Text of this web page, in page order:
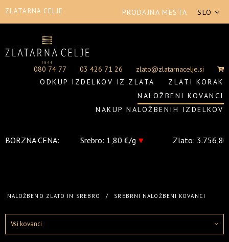
ZLATARNA CELJE PRODAJNA MESTA SLO
080 74 77 03 426 71 26
zlato@zlatarnacelje.si
ZLATI KORAK
ODKUP IZDELKOV IZ ZLATA
NALOŽBENI KOVANCI
NAKUP NALOŽBENIH IZDELKOV
BORZNA CENA:
g▼ Srebro: 1,80 €/g ▼ Zlato: 3.756,80 €/oz▼
NALOŽBENO ZLATO IN SREBRO / SREBRNI NALOŽBENI KOVANCI
Vsi kovanci